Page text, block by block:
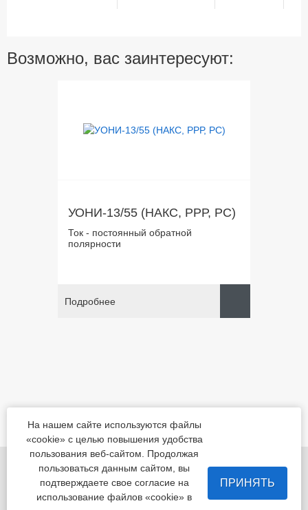
Возможно, вас заинтересуют:
УОНИ-13/55 (НАКС, РРР, РС)
Ток - постоянный обратной
полярности
Подробнее
455022, Челябинская обл., Магнитогорск, шоссе
Белорецкое, д.5
пн - пт с 8:00 до 17:00 сб-вс-вых.
На нашем сайте используются файлы
«cookie» с целью повышения удобства
пользования веб-сайтом. Продолжая
пользоваться данным сайтом, вы
подтверждаете свое согласие на
использование файлов «cookie» в
ПРИНЯТЬ